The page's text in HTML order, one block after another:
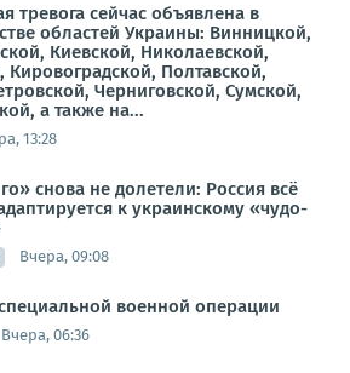
тревога сейчас объявлена в
областей Украины: Винницкой,
Киевской, Николаевской,
Кировоградской, Полтавской,
Черниговской, Сумской,
а также на...
13:28
снова не долетели: Россия всё
к украинскому «чудо-
Вчера, 09:08
военной операции
Вчера, 06:36